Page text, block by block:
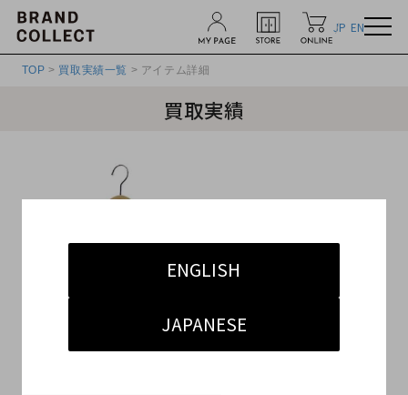
JP EN
ENGLISH
JAPANESE
TOP > 買取実績一覧 > アイテム詳細
買取実績